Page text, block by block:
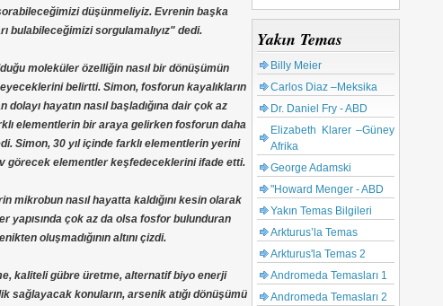
düşünmeliyiz. Evrenin başka
bulabileceğimizi sorgulamalıyız" dedi.
moleküler özelliğin nasıl bir dönüşümün
belirtti. Simon, fosforun kayalıkların
hayatın nasıl başladığına dair çok az
elementlerin bir araya gelirken fosforun daha
Simon, 30 yıl içinde farklı elementlerin yerini
görecek elementler keşfedeceklerini ifade etti.
mikrobun nasıl hayatta kaldığını kesin olarak
yapısında çok az da olsa fosfor bulunduran
oluşmadığının altını çizdi.
kaliteli gübre üretme, alternatif biyo enerji
konuların, arsenik atığı dönüşümü
Yakın Temas
Billy Meier
Carlos Diaz –Meksika
Dr. Daniel Fry - ABD
Elizabeth Klarer –Güney
Afrika
George Adamski
"Howard Menger - ABD
Yakın Temas Bilgileri
Arkturus’la Temas
Arkturus'la Temas 2
Andromeda Temasları 1
Andromeda Temasları 2